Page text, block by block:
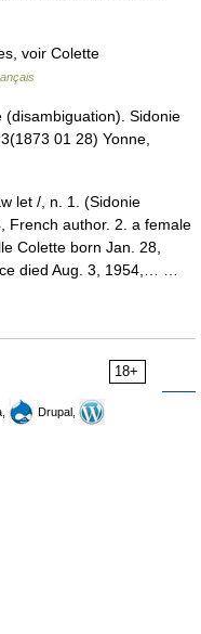
voir Colette
Sidonie
01 28) Yonne,
let /, n. 1. (Sidonie
French author. 2. a female
Colette born Jan. 28,
died Aug. 3, 1954,… …
18+
Drupal,